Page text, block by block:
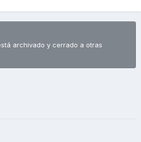
archivado y cerrado a otras